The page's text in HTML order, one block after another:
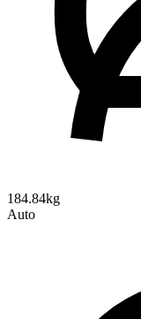
184.84kg
Auto